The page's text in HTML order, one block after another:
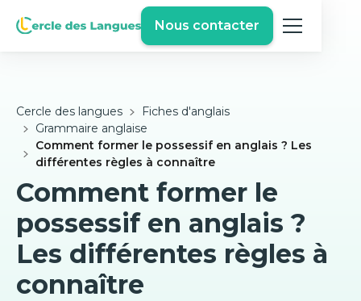
Nous contacter
Cercle des langues
Fiches d'anglais
Grammaire anglaise
Comment former le possessif en anglais ? Les
différentes règles à connaître
Comment former le
possessif en anglais ?
Les différentes règles à
connaître